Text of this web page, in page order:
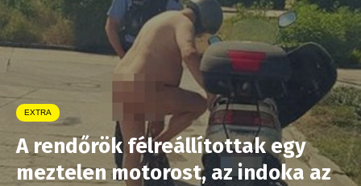
EXTRA
A rendőrök félreállítottak egy
meztelen motorost, az indoka az